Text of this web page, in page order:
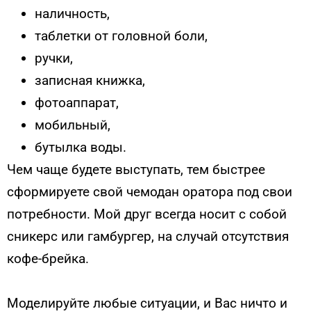
наличность,
таблетки от головной боли,
ручки,
записная книжка,
фотоаппарат,
мобильный,
бутылка воды.
Чем чаще будете выступать, тем быстрее
сформируете свой чемодан оратора под свои
потребности. Мой друг всегда носит с собой
сникерс или гамбургер, на случай отсутствия
кофе-брейка.
Моделируйте любые ситуации, и Вас ничто и